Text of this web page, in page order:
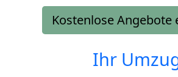
Kostenlose Angebote
Ihr